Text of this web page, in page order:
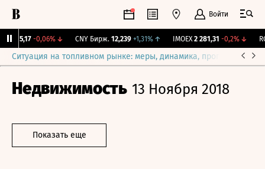
Войти
115,17 -0,06%↓ CNY Бирж. 12,239 +1,31%↑ IMOEX 2 281,31 -0,2%↓
Ситуация на топливном рынке: меры, динамика, прогнозы
Недвижимость 13 Ноября 2018
Показать еще